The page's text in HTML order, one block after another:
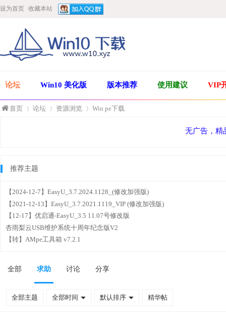
设为首页 收藏本站
论坛 Win10 美化版 版本推荐 使用建议 VIP
首页 论坛 资源浏览 Win pe下载
无广告，精
推荐主题
【2024-12-7】EasyU_3.7.2024.1128_(修改加强版)
【2021-12-13】EasyU_3.7.2021.1119_VIP (修改加强版)
【12-17】优启通-EasyU_3.5 11.07号修改版
杏雨梨云USB维护系统十周年纪念版V2
【转】AMpe工具箱 v7.2.1
全部 求助 讨论 分享
全部主题 全部时间 默认排序 精华帖